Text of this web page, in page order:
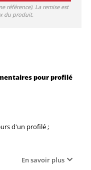
référence). La remise est
du produit.
pour profilé
d'un profilé ;
En savoir plus